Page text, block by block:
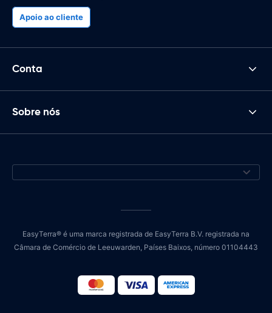
Apoio ao cliente
Conta
Sobre nós
EasyTerra® é uma marca registrada de EasyTerra B.V. registrada na
Câmara de Comércio de Leeuwarden, Países Baixos, número 01104443